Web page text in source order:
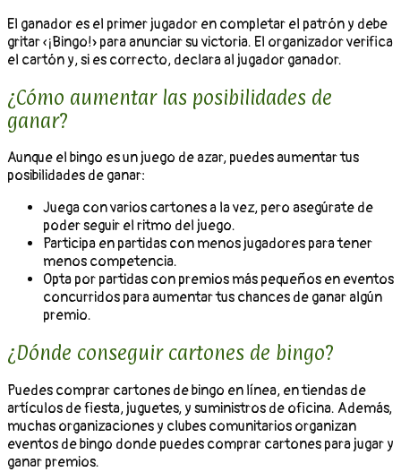
El ganador es el primer jugador en completar el patrón y debe
gritar «¡Bingo!» para anunciar su victoria. El organizador verifica
el cartón y, si es correcto, declara al jugador ganador.
¿Cómo aumentar las posibilidades de
ganar?
Aunque el bingo es un juego de azar, puedes aumentar tus
posibilidades de ganar:
Juega con varios cartones a la vez, pero asegúrate de
poder seguir el ritmo del juego.
Participa en partidas con menos jugadores para tener
menos competencia.
Opta por partidas con premios más pequeños en eventos
concurridos para aumentar tus chances de ganar algún
premio.
¿Dónde conseguir cartones de bingo?
Puedes comprar cartones de bingo en línea, en tiendas de
artículos de fiesta, juguetes, y suministros de oficina. Además,
muchas organizaciones y clubes comunitarios organizan
eventos de bingo donde puedes comprar cartones para jugar y
ganar premios.